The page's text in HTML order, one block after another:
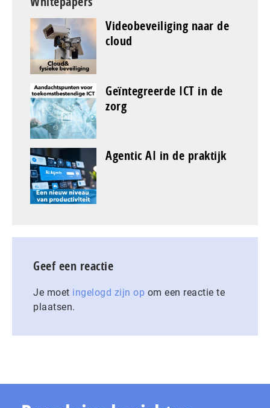
Videobeveiliging naar de
cloud
Geïntegreerde ICT in de
zorg
Agentic AI in de praktijk
Geef een reactie
Je moet ingelogd zijn op om een reactie te
plaatsen.